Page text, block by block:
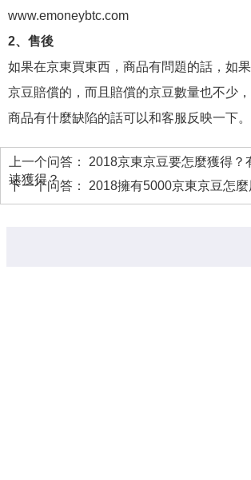
www.emoneybtc.com
2、售後
如果在京東買東西，商品有問題的話，如
京豆賠償的，而且賠償的京豆數量也不少
商品有什麼缺陷的話可以和客服反映一下。
上一个问答： 2018京東京豆要怎麼獲得？
速獲得？
下一个问答： 2018擁有5000京東京豆怎麼